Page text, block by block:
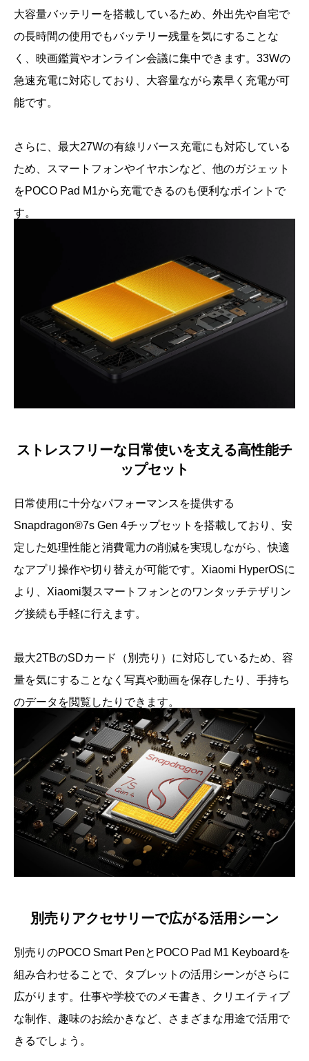
大容量バッテリーを搭載しているため、外出先や自宅で
の長時間の使用でもバッテリー残量を気にすることな
く、映画鑑賞やオンライン会議に集中できます。33Wの
急速充電に対応しており、大容量ながら素早く充電が可
能です。
さらに、最大27Wの有線リバース充電にも対応している
ため、スマートフォンやイヤホンなど、他のガジェット
をPOCO Pad M1から充電できるのも便利なポイントで
す。
ストレスフリーな日常使いを支える高性能チ
ップセット
日常使用に十分なパフォーマンスを提供する
Snapdragon®7s Gen 4チップセットを搭載しており、安
定した処理性能と消費電力の削減を実現しながら、快適
なアプリ操作や切り替えが可能です。Xiaomi HyperOSに
より、Xiaomi製スマートフォンとのワンタッチテザリン
グ接続も手軽に行えます。
最大2TBのSDカード（別売り）に対応しているため、容
量を気にすることなく写真や動画を保存したり、手持ち
のデータを閲覧したりできます。
別売りアクセサリーで広がる活用シーン
別売りのPOCO Smart PenとPOCO Pad M1 Keyboardを
組み合わせることで、タブレットの活用シーンがさらに
広がります。仕事や学校でのメモ書き、クリエイティブ
な制作、趣味のお絵かきなど、さまざまな用途で活用で
きるでしょう。